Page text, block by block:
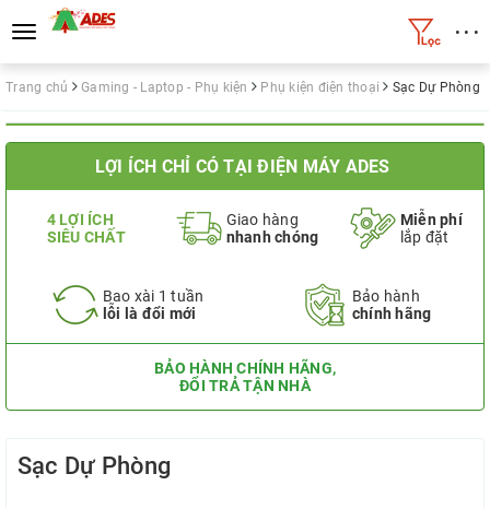
Toggle
navigation
• • •
Trang chủ Gaming - Laptop - Phụ kiện Phụ kiện điện thoại Sạc Dự Phòng
LỢI ÍCH CHỈ CÓ TẠI ĐIỆN MÁY ADES
4 LỢI ÍCH
SIÊU CHẤT
Giao hàng
nhanh chóng
Miễn phí
lắp đặt
Bao xài 1 tuần
lỗi là đổi mới
Bảo hành
chính hãng
BẢO HÀNH CHÍNH HÃNG,
ĐỔI TRẢ TẬN NHÀ
Sạc Dự Phòng